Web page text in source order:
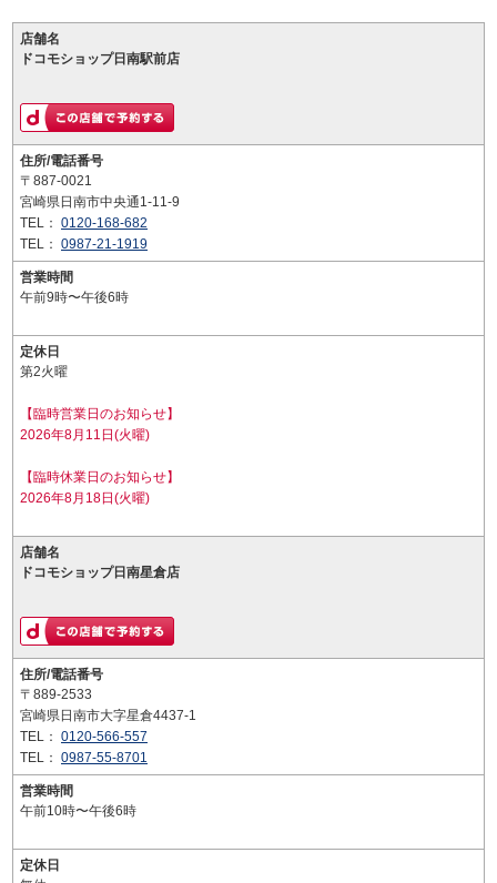
店舗名
ドコモショップ日南駅前店
住所/電話番号
〒887-0021
宮崎県日南市中央通1-11-9
TEL： 0120-168-682
TEL： 0987-21-1919
営業時間
午前9時〜午後6時
定休日
第2火曜
【臨時営業日のお知らせ】
2026年8月11日(火曜)
【臨時休業日のお知らせ】
2026年8月18日(火曜)
店舗名
ドコモショップ日南星倉店
住所/電話番号
〒889-2533
宮崎県日南市大字星倉4437-1
TEL： 0120-566-557
TEL： 0987-55-8701
営業時間
午前10時〜午後6時
定休日